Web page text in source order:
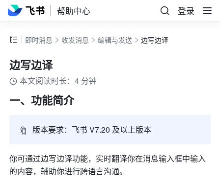
帮助中心 登录
即时消息 收发消息 编辑与发送 边写边译
边写边译
本文阅读时长：4 分钟
一、功能简介
🔖 版本要求：飞书 V7.20 及以上版本
你可通过边写边译功能，实时翻译你在消息输入框中输入
的内容，辅助你进行跨语言沟通。